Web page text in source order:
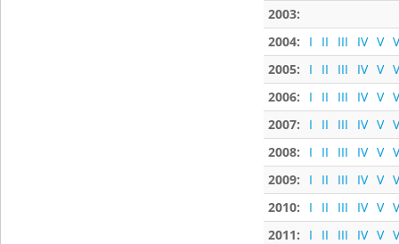
2003:
2004:
I II III IV V
2005:
I II III IV V
2006:
I II III IV V
2007:
I II III IV V
2008:
I II III IV V
2009:
I II III IV V
2010:
I II III IV V
2011:
I II III IV V